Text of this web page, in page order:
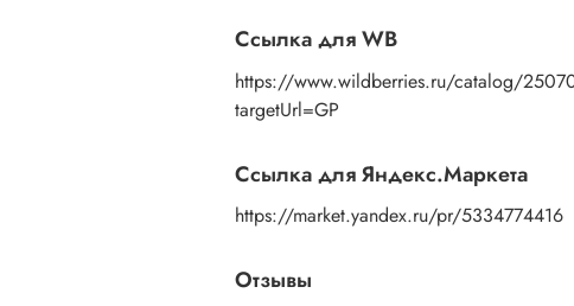
Ссылка для WB
https://www.wildberries.ru/catalog/
targetUrl=GP
Ссылка для Яндекс.Маркета
https://market.yandex.ru/pr/5334774416
Отзывы